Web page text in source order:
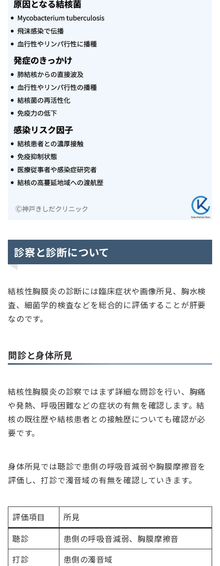
診察と診断について
結核性胸膜炎の診断には臨床症状や画像所見、胸水検
査、細菌学的検査などを総合的に評価することが肝要
なのです。
問診と身体所見
結核性胸膜炎の診察ではまず詳細な問診を行い、胸痛
や発熱、呼吸困難などの症状の有無を確認します。結
核の既往歴や結核患者との接触歴についても確認が必
要です。
身体所見では聴診で患側の呼吸音減弱や胸膜摩擦音を
評価し、打診で濁音域の有無を確認していきます。
評価項目
所見
聴診
患側の呼吸音減弱、胸膜摩擦音
打診
患側の濁音域